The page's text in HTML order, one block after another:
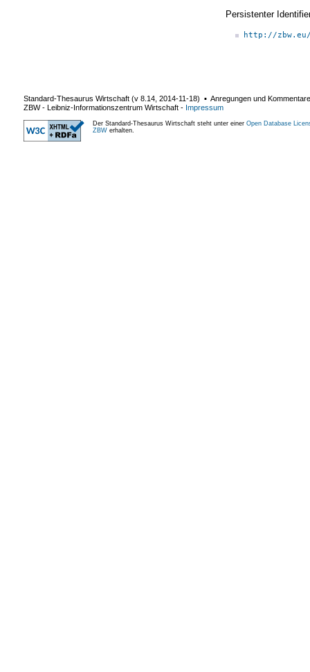
Persistenter
http://
Standard-Thesaurus Wirtschaft (v 8.14 2014-11-18) ▪ Anregungen und
ZBW - Leibniz-Informationszentrum Wirtschaft - Impressum
Der Standard-Thesaurus Wirtschaft steht unter einer Open Database
ZBW erhalten.